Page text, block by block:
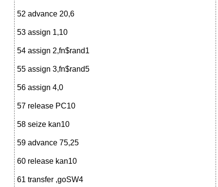
52 advance 20,6
53 assign 1,10
54 assign 2,fn$rand1
55 assign 3,fn$rand5
56 assign 4,0
57 release PC10
58 seize kan10
59 advance 75,25
60 release kan10
61 transfer ,goSW4